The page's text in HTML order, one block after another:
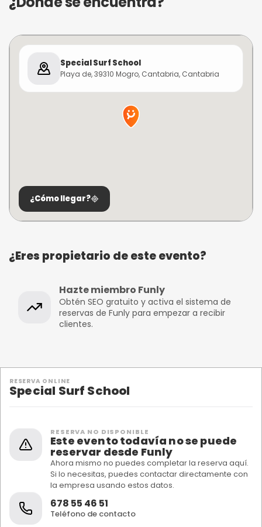
Special Surf School
Playa de, 39310 Mogro, Cantabria, Cantabria
¿Cómo llegar?
¿Eres propietario de este evento?
Hazte miembro Funly
Obtén SEO gratuito y activa el sistema de
reservas de Funly para empezar a recibir
clientes.
RESERVA ONLINE
Special Surf School
RESERVA NO DISPONIBLE
Este evento todavía no se puede
reservar desde Funly
Ahora mismo no puedes completar la reserva aquí.
Si lo necesitas, puedes contactar directamente con
la empresa usando estos datos.
678 55 46 51
Teléfono de contacto